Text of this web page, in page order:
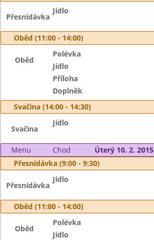
Přesnídávka
Jídlo
Oběd (11:00 - 14:00)
Oběd
Polévka
Jídlo
Příloha
Doplněk
Svačina (14:00 - 14:30)
Svačina
Jídlo
Menu Chod
Úterý 10. 2. 2015
Přesnídávka (9:00 - 9:30)
Přesnídávka
Jídlo
Oběd (11:00 - 14:00)
Oběd
Polévka
Jídlo